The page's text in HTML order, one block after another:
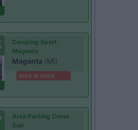
Camping Sport
Magenta
Magenta (MI)
Area di sosta
Area Parking Como
Sud